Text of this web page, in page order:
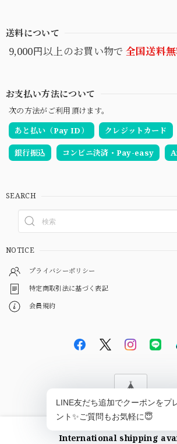
送料について
9,000円以上のお買い物で 全国送料
お支払い方法について
次の方法がご利用頂けます。
あと払い（Pay ID）
クレジットカード
銀行振込 コンビニ決済・Pay-easy
SEARCH
NOTICE
プライバシーポリシー
特定商取引法に基づく表記
会員規約
© EBiS GEM
International shipping